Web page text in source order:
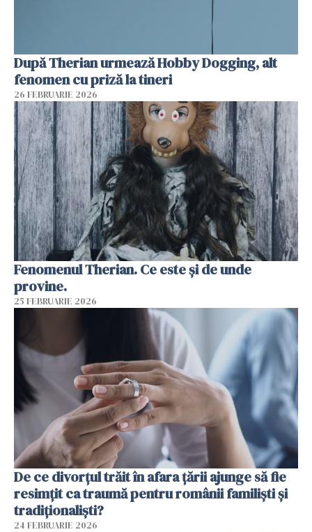
După Therian urmează Hobby Dogging, alt
fenomen cu priză la tineri
26 FEBRUARIE 2026
Fenomenul Therian. Ce este și de unde
provine.
25 FEBRUARIE 2026
De ce divorțul trăit în afara țării ajunge să fie
resimțit ca traumă pentru românii familiști și
tradiționaliști?
24 FEBRUARIE 2026